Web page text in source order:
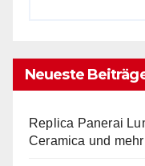
Neueste
Replica Panerai
Ceramica und mehr